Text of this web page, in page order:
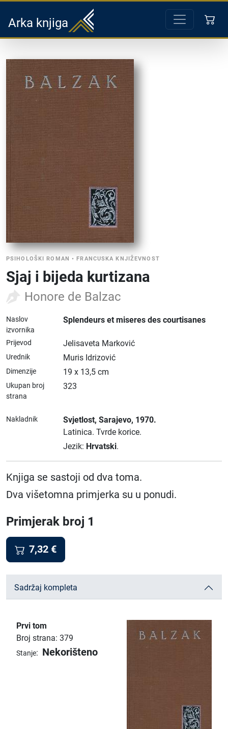
Arka knjiga
PSIHOLOŠKI ROMAN •FRANCUSKA KNJIŽEVNOST
Sjaj i bijeda kurtizana
Honore de Balzac
Naslov
izvornika
Splendeurs et miseres des courtisanes
Prijevod Jelisaveta Marković
Urednik Muris Idrizović
Dimenzije 19 x 13,5 cm
Ukupan broj
strana
323
Nakladnik Svjetlost, Sarajevo, 1970.
Latinica. Tvrde korice.
Jezik: Hrvatski.
Knjiga se sastoji od dva toma.
Dva višetomna primjerka su u ponudi.
Primjerak broj 1
7,32 €
Sadržaj kompleta
Prvi tom
Broj strana: 379
Stanje: Nekorišteno